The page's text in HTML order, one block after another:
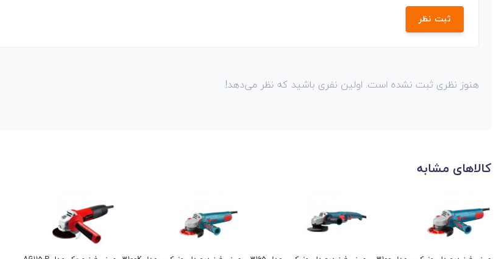
ثبت نظر
هنوز نظری ثبت نشده است. اولین نفری باشید که نظر می‌دهد!
کالاهای مشابه